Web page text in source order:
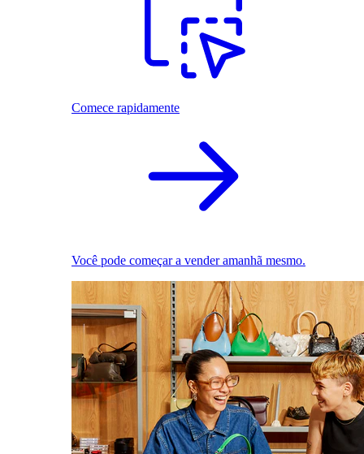
Comece rapidamente
Você pode começar a vender amanhã mesmo.